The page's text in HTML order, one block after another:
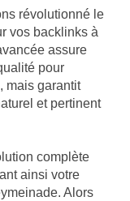
révolutionné le
vos backlinks à
assure
pour
mais garantit
et pertinent
complète
ainsi votre
Alors